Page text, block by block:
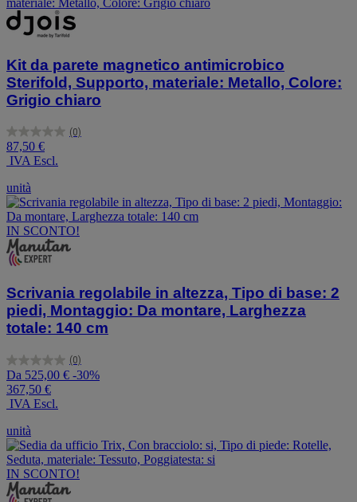
Kit da parete magnetico antimicrobico
Sterifold, Supporto, materiale: Metallo, Colore:
Grigio chiaro
(0)
0.0
su
5
stelle.
87,50 €
IVA Escl.
unità
IN SCONTO!
Scrivania regolabile in altezza, Tipo di base: 2
piedi, Montaggio: Da montare, Larghezza
totale: 140 cm
(0)
0.0
su
5
stelle.
Da 525,00 € -30%
367,50 €
IVA Escl.
unità
IN SCONTO!